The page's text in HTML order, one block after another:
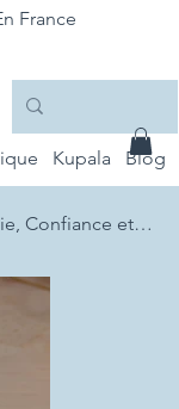
France
Kupala Blog
Bracelet Enfant Mookaïte 4 MM - Énergie, Confiance et Équilibre